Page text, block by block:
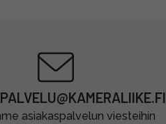
asiakaspalvelun viesteihin